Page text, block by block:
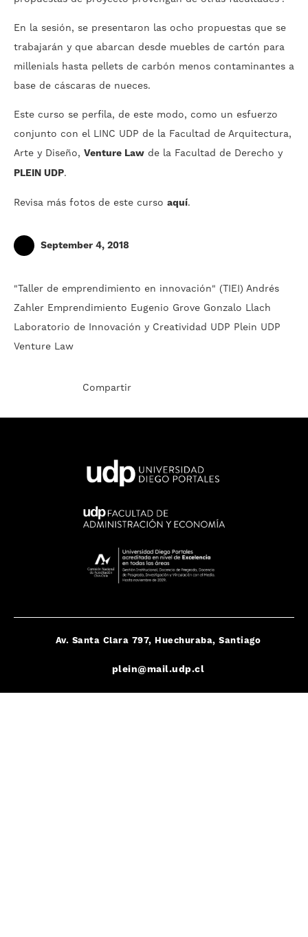
En la sesión, se presentaron las ocho propuestas que se
trabajarán y que abarcan desde muebles de cartón para
millenials hasta pellets de carbón menos contaminantes a
base de cáscaras de nueces.
Este curso se perfila, de este modo, como un esfuerzo
conjunto con el LINC UDP de la Facultad de Arquitectura,
Arte y Diseño, Venture Law de la Facultad de Derecho y
PLEIN UDP.
Revisa más fotos de este curso aquí.
September 4, 2018
"Taller de emprendimiento en innovación" (TIEI) Andrés
Zahler Emprendimiento Eugenio Grove Gonzalo Llach
Laboratorio de Innovación y Creatividad UDP Plein UDP
Venture Law
Compartir
Av. Santa Clara 797, Huechuraba, Santiago
plein@mail.udp.cl